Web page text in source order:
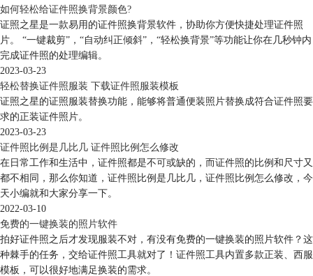
如何轻松给证件照换背景颜色?
证照之星是一款易用的证件照换背景软件，协助你方便快捷处理证件照
片。 “一键裁剪”，“自动纠正倾斜”，“轻松换背景”等功能让你在几秒钟内
完成证件照的处理编辑。
2023-03-23
轻松替换证件照服装 下载证件照服装模板
证照之星的证照服装替换功能，能够将普通便装照片替换成符合证件照要
求的正装证件照片。
2023-03-23
证件照比例是几比几 证件照比例怎么修改
在日常工作和生活中，证件照都是不可或缺的，而证件照的比例和尺寸又
都不相同，那么你知道，证件照比例是几比几，证件照比例怎么修改，今
天小编就和大家分享一下。
2022-03-10
免费的一键换装的照片软件
拍好证件照之后才发现服装不对，有没有免费的一键换装的照片软件？这
种棘手的任务，交给证件照工具就对了！证件照工具内置多款正装、西服
模板，可以很好地满足换装的需求。